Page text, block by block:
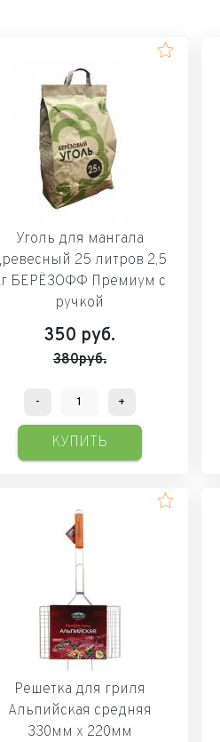
Уголь для мангала
25 литров 2,5
БЕРЁЗОФФ Премиум с
ручкой
350 руб.
380руб.
- +
КУПИТЬ
Решетка для гриля
Альпийская средняя
330мм х 220мм